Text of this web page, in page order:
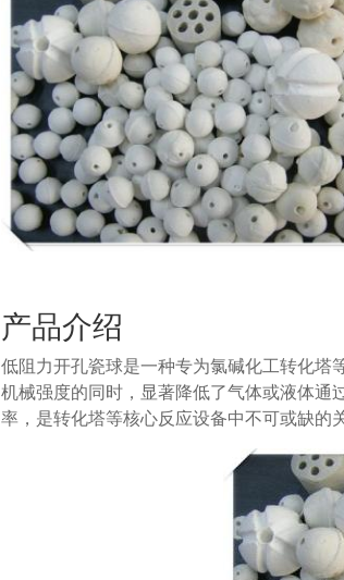
产品介绍
低阻力开孔瓷球是一种专为氯碱化工转化塔
机械强度的同时，显著降低了气体或液体通
率，是转化塔等核心反应设备中不可或缺的